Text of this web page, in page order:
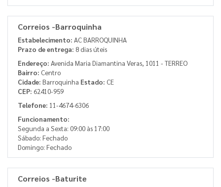
Correios -Barroquinha
Estabelecimento: AC BARROQUINHA
Prazo de entrega: 8 dias úteis
Endereço: Avenida Maria Diamantina Veras, 1011 - TERREO
Bairro: Centro
Cidade: Barroquinha Estado: CE
CEP: 62410-959
Telefone: 11-4674-6306
Funcionamento:
Segunda a Sexta: 09:00 às 17:00
Sábado: Fechado
Domingo: Fechado
Correios -Baturite